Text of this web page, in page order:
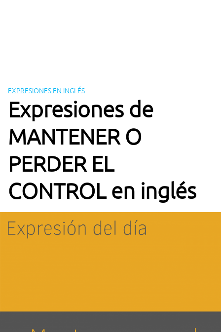
EXPRESIONES EN INGLÉS
Expresiones de
MANTENER O
PERDER EL
CONTROL en inglés